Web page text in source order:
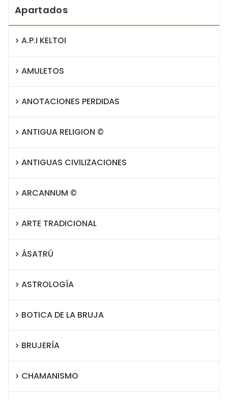
Apartados
A.P.I KELTOI
AMULETOS
ANOTACIONES PERDIDAS
ANTIGUA RELIGION ©
ANTIGUAS CIVILIZACIONES
ARCANNUM ©
ARTE TRADICIONAL
ÁSATRÚ
ASTROLOGÍA
BOTICA DE LA BRUJA
BRUJERÍA
CHAMANISMO